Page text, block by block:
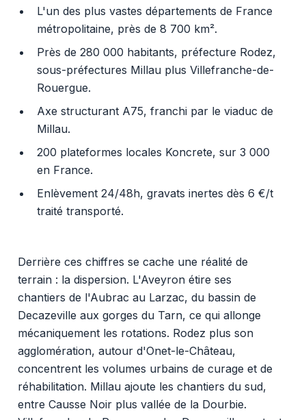
L'un des plus vastes départements de France
métropolitaine, près de 8 700 km².
Près de 280 000 habitants, préfecture Rodez,
sous-préfectures Millau plus Villefranche-de-
Rouergue.
Axe structurant A75, franchi par le viaduc de
Millau.
200 plateformes locales Koncrete, sur 3 000
en France.
Enlèvement 24/48h, gravats inertes dès 6 €/t
traité transporté.
Derrière ces chiffres se cache une réalité de
terrain : la dispersion. L'Aveyron étire ses
chantiers de l'Aubrac au Larzac, du bassin de
Decazeville aux gorges du Tarn, ce qui allonge
mécaniquement les rotations. Rodez plus son
agglomération, autour d'Onet-le-Château,
concentrent les volumes urbains de curage et de
réhabilitation. Millau ajoute les chantiers du sud,
entre Causse Noir plus vallée de la Dourbie.